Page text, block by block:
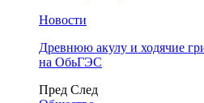
Новости
Древнюю акулу и ходячие
на ОбьГЭС
Пред След